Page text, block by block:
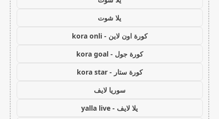
يلا شوت
كورة اون لاين - kora onli
كورة جول - kora goal
كورة ستار - kora star
سوريا لايف
يلا لايف - yalla live